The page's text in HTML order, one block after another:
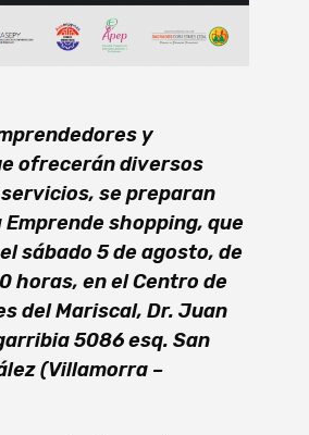
y
ofrecerán diversos
se preparan
shopping, que
sábado 5 de agosto, de
horas, en el Centro de
del Mariscal, Dr. Juan
5086 esq. San
(Villamorra –